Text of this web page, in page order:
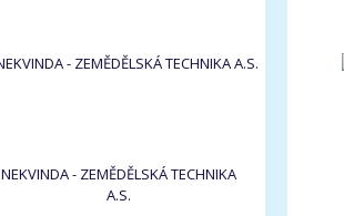
NEKVINDA - ZEMĚDĚLSKÁ TECHNIKA
A.S.